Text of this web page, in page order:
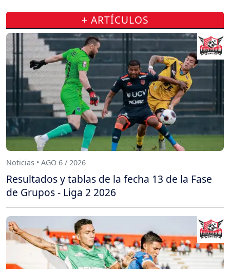
+ ARTÍCULOS
Noticias • AGO 6 / 2026
Resultados y tablas de la fecha 13 de la Fase
de Grupos - Liga 2 2026